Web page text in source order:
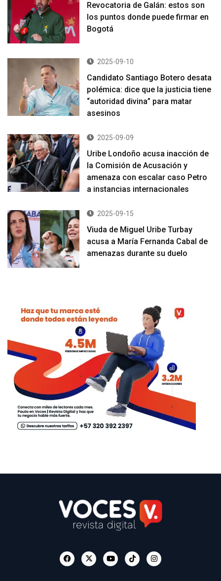
Revocatoria de Galán: estos son
los puntos donde puede firmar en
Bogotá
2025-09-10
Candidato Santiago Botero desata
polémica: dice que la justicia tiene
“autoridad divina” para matar
asesinos
2025-09-09
Uribe Londoño acusa inacción de
la Comisión de Acusación y
amenaza con escalar caso Petro
a instancias internacionales
2025-09-15
Viuda de Miguel Uribe Turbay
acusa a María Fernanda Cabal de
amenazas durante su duelo